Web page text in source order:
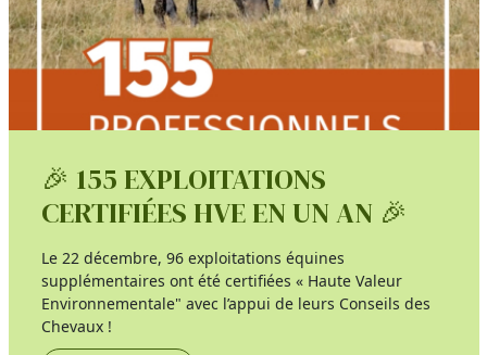
🎉 155 EXPLOITATIONS
CERTIFIÉES HVE EN UN AN 🎉
Le 22 décembre, 96 exploitations équines
supplémentaires ont été certifiées « Haute Valeur
Environnementale" avec l’appui de leurs Conseils des
Chevaux !